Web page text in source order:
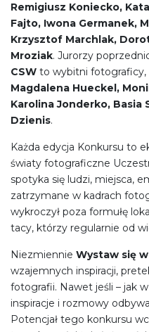
Remigiusz Koniecko,
Fajto, Iwona Germanek,
Krzysztof Marchlak,
Mroziak. Jurorzy
CSW to wybitni fotograficy,
Magdalena Hueckel,
Karolina Jonderko, Basia
Dzienis.
Każda edycja Konkursu to
światy fotograficzne
spotyka się ludzi, miejsca,
zatrzymane w kadrach
wykroczył poza formułę
tacy, którzy regularnie od
Niezmiennie Wystaw się
wzajemnych inspiracji,
fotografii. Nawet jeśli – jak
inspiracje i rozmowy
Potencjał tego konkursu